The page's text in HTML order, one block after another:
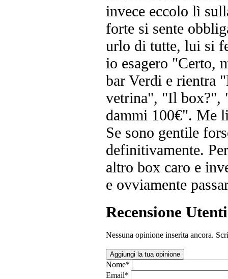
invece eccolo lì
forte si sente
urlo di tutte, lui si
io esagero "Certo,
bar Verdi e rientra
vetrina", "Il box?",
dammi 100€". Me
Se sono gentile
definitivamente.
altro box caro e
e ovviamente
Recensione Utenti
Nessuna opinione inserita ancora.
Aggiungi la tua opinione
Nome*
Email*